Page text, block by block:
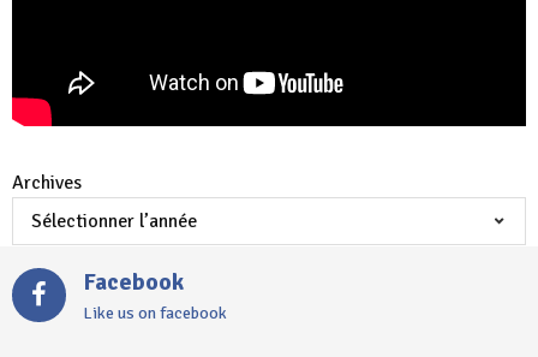
Archives
Facebook
Like us on facebook